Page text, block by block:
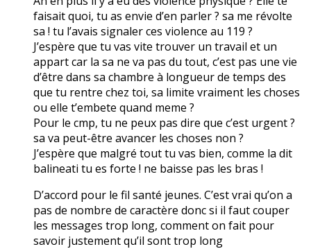
faisait quoi, tu as envie d’en parler ? sa me révolte
sa ! tu l’avais signaler ces violence au 119 ?
J’espère que tu vas vite trouver un travail et un
appart car la sa ne va pas du tout, c’est pas une vie
d’être dans sa chambre à longueur de temps des
que tu rentre chez toi, sa limite vraiment les choses
ou elle t’embete quand meme ?
Pour le cmp, tu ne peux pas dire que c’est urgent ?
sa va peut-être avancer les choses non ?
J’espère que malgré tout tu vas bien, comme la dit
balineati tu es forte ! ne baisse pas les bras !
D’accord pour le fil santé jeunes. C’est vrai qu’on a
pas de nombre de caractère donc si il faut couper
les messages trop long, comment on fait pour
savoir justement qu’il sont trop long